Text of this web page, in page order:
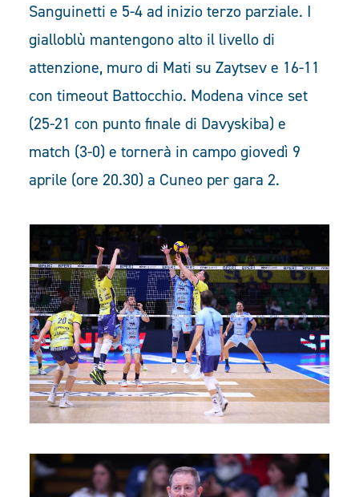
Sanguinetti e 5-4 ad inizio terzo parziale. I
gialloblù mantengono alto il livello di
attenzione, muro di Mati su Zaytsev e 16-11
con timeout Battocchio. Modena vince set
(25-21 con punto finale di Davyskiba) e
match (3-0) e tornerà in campo giovedì 9
aprile (ore 20.30) a Cuneo per gara 2.